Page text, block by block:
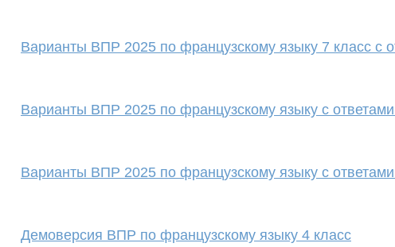
Варианты ВПР 2025 по французскому языку 7 класс с
Варианты ВПР 2025 по французскому языку с
Варианты ВПР 2025 по французскому языку с
Демоверсия ВПР по французскому языку 4 класс